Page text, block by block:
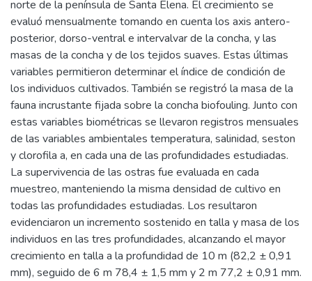
norte de la península de Santa Elena. El crecimiento se
evaluó mensualmente tomando en cuenta los axis antero-
posterior, dorso-ventral e intervalvar de la concha, y las
masas de la concha y de los tejidos suaves. Estas últimas
variables permitieron determinar el índice de condición de
los individuos cultivados. También se registró la masa de la
fauna incrustante fijada sobre la concha biofouling. Junto con
estas variables biométricas se llevaron registros mensuales
de las variables ambientales temperatura, salinidad, seston
y clorofila a, en cada una de las profundidades estudiadas.
La supervivencia de las ostras fue evaluada en cada
muestreo, manteniendo la misma densidad de cultivo en
todas las profundidades estudiadas. Los resultaron
evidenciaron un incremento sostenido en talla y masa de los
individuos en las tres profundidades, alcanzando el mayor
crecimiento en talla a la profundidad de 10 m (82,2 ± 0,91
mm), seguido de 6 m 78,4 ± 1,5 mm y 2 m 77,2 ± 0,91 mm.